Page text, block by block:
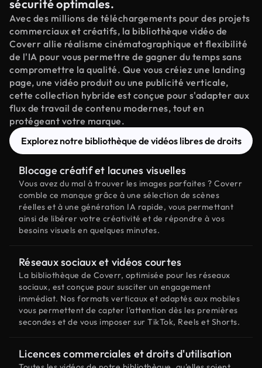
sécurité optimales.
Avec des millions de téléchargements pour des projets
commerciaux et créatifs, la bibliothèque vidéo de
Coverr allie réalisme cinématographique et flexibilité
de l'IA pour vous permettre de gagner du temps sans
compromettre la qualité. Que vous créiez une landing
page, une vidéo produit ou une publicité verticale,
cette collection hybride est conçue pour s'adapter aux
flux de travail de contenu modernes, tout en
protégeant votre marque.
Explorez notre bibliothèque de vidéos libres de droits
Blocage créatif et lacunes visuelles
Vous avez du mal à trouver les images parfaites ? Coverr
comble ce manque grâce à une sélection de scènes
réelles et à une génération IA rapide, vous permettant
ainsi de libérer votre créativité et de répondre à vos
besoins visuels en quelques minutes.
Réseaux sociaux et vidéos courtes
La bibliothèque de Coverr, optimisée pour les réseaux
sociaux, est conçue pour susciter un engagement
immédiat. Nos formats verticaux et adaptés aux mobiles
vous permettent de capter l'attention dès les premières
secondes et de vous imposer sur TikTok, Reels et Shorts.
Licences commerciales et droits d'utilisation